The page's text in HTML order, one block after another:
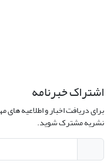
اشتراک خبرنامه
برای دریافت اخبار و اطلاعیه های
نشریه مشترک شوید.